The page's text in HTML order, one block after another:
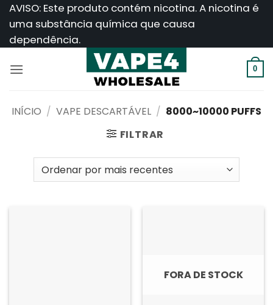
Saltar
para
AVISO: Este produto contém nicotina. A nicotina é
uma substância química que causa
dependência.
0
INÍCIO / VAPE DESCARTÁVEL / 8000~10000 PUFFS
FILTRAR
FORA DE STOCK